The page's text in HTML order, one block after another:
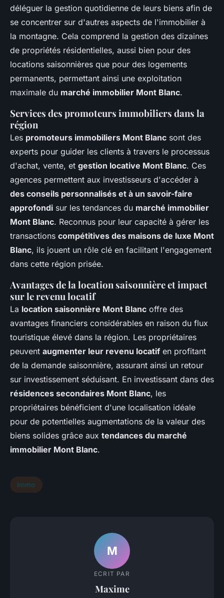
déléguer la gestion quotidienne de leurs biens afin de
se concentrer sur d'autres aspects de l'immobilier à
la montagne. Cela comprend la gestion des dizaines
de propriétés résidentielles, aussi bien pour des
locations saisonnières que pour des logements
permanents, permettant ainsi une exploitation
maximale du marché immobilier Mont Blanc.
Services des promoteurs immobiliers dans la
région
Les promoteurs immobiliers Mont Blanc sont des
experts pour guider les clients à travers le processus
d'achat, vente, et gestion locative Mont Blanc. Ces
agences permettent aux investisseurs d'accéder à
des conseils personnalisés et à un savoir-faire
approfondi sur les tendances du marché immobilier
Mont Blanc. Reconnus pour leur capacité à gérer les
transactions compétitives des maisons de luxe Mont
Blanc, ils jouent un rôle clé en facilitant l'engagement
dans cette région prisée.
Avantages de la location saisonnière et impact
sur le revenu locatif
La location saisonnière Mont Blanc offre des
avantages financiers considérables en raison du flux
touristique élevé dans la région. Les propriétaires
peuvent augmenter leur revenu locatif en profitant
de la demande saisonnière, assurant ainsi un retour
sur investissement séduisant. En investissant dans des
résidences secondaires Mont Blanc, les
propriétaires bénéficient d'une localisation idéale
pour de potentielles augmentations de la valeur des
biens solides grâce aux tendances du marché
immobilier Mont Blanc.
Immo
M
ECRIT PAR
Maxime